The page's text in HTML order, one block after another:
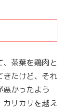
茶葉を鶏肉と
きたけど、それ
かったよう
カリカリを越え